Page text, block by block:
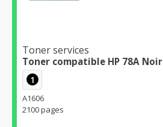
Toner services
Toner compatible HP 78A Noir
1
A1606
2100 pages